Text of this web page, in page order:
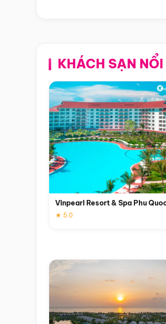
KHÁCH SẠN
Vinpearl Resort & Spa Phu
★ 5.0